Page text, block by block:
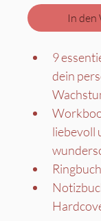
In den
9
dein
liebevoll